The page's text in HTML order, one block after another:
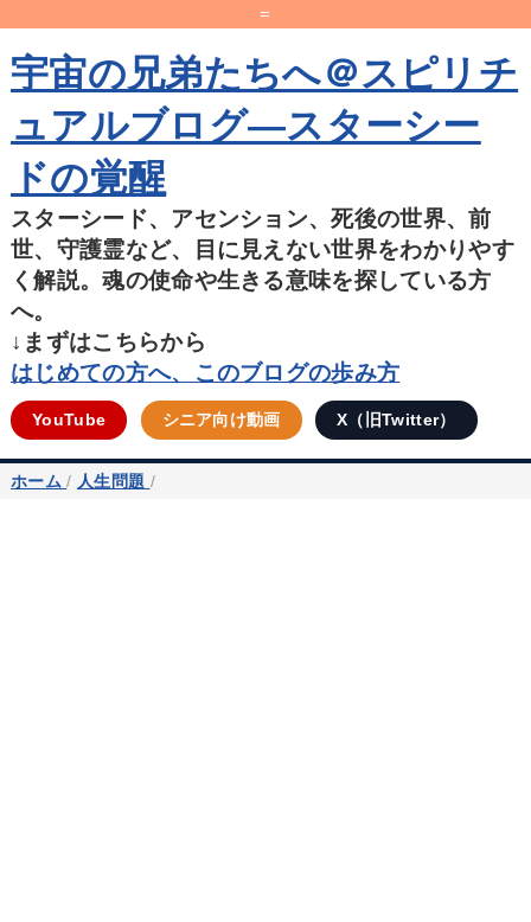
=
宇宙の兄弟たちへ＠スピリチ
ュアルブログ―スターシー
ドの覚醒
スターシード、アセンション、死後の世界、前
世、守護霊など、目に見えない世界をわかりやす
く解説。魂の使命や生きる意味を探している方
へ。
↓まずはこちらから
はじめての方へ、このブログの歩み方
YouTube シニア向け動画 X（旧Twitter）
ホーム / 人生問題 /